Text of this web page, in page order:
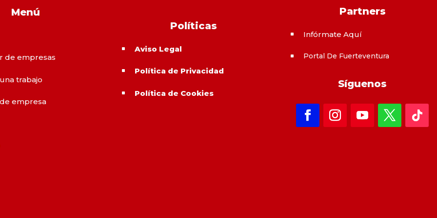
Menú
de empresas
trabajo
empresa
Políticas
^ Aviso Legal
^ Política de Privacidad
^ Política de Cookies
Partners
^ Infórmate Aquí
^ Portal De Fuerteventura
Síguenos